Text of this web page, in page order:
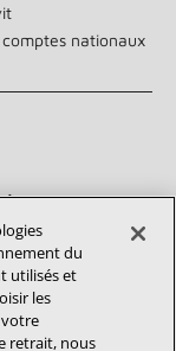
nationaux
du
utilisés et
les
votre
retrait, nous